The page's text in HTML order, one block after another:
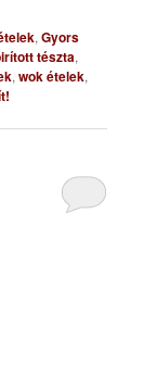
,Gyors
tészta,
,wok ételek,